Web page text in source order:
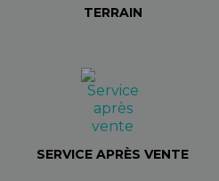
TERRAIN
SERVICE APRÈS VENTE